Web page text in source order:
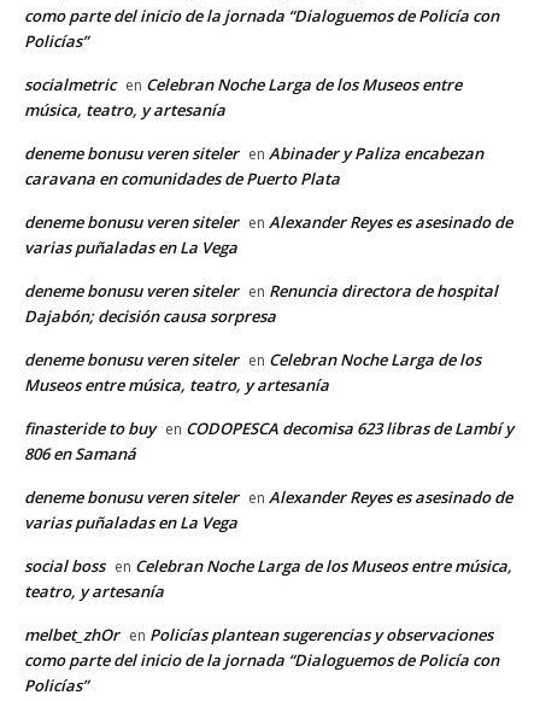
como parte del inicio de la jornada “Dialoguemos de Policía con
Policías”
socialmetric en Celebran Noche Larga de los Museos entre
música, teatro, y artesanía
deneme bonusu veren siteler en Abinader y Paliza encabezan
caravana en comunidades de Puerto Plata
deneme bonusu veren siteler en Alexander Reyes es asesinado de
varias puñaladas en La Vega
deneme bonusu veren siteler en Renuncia directora de hospital
Dajabón; decisión causa sorpresa
deneme bonusu veren siteler en Celebran Noche Larga de los
Museos entre música, teatro, y artesanía
finasteride to buy en CODOPESCA decomisa 623 libras de Lambí y
806 en Samaná
deneme bonusu veren siteler en Alexander Reyes es asesinado de
varias puñaladas en La Vega
social boss en Celebran Noche Larga de los Museos entre música,
teatro, y artesanía
melbet_zhOr en Policías plantean sugerencias y observaciones
como parte del inicio de la jornada “Dialoguemos de Policía con
Policías”